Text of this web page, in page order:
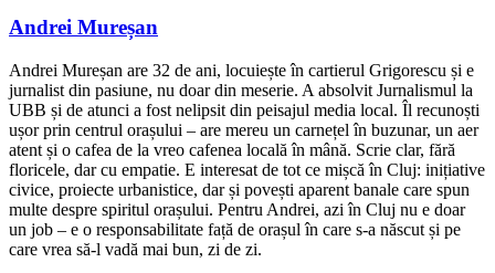
Andrei Mureșan
Andrei Mureșan are 32 de ani, locuiește în cartierul Grigorescu și e
jurnalist din pasiune, nu doar din meserie. A absolvit Jurnalismul la
UBB și de atunci a fost nelipsit din peisajul media local. Îl recunoști
ușor prin centrul orașului – are mereu un carnețel în buzunar, un aer
atent și o cafea de la vreo cafenea locală în mână. Scrie clar, fără
floricele, dar cu empatie. E interesat de tot ce mișcă în Cluj: inițiative
civice, proiecte urbanistice, dar și povești aparent banale care spun
multe despre spiritul orașului. Pentru Andrei, azi în Cluj nu e doar
un job – e o responsabilitate față de orașul în care s-a născut și pe
care vrea să-l vadă mai bun, zi de zi.